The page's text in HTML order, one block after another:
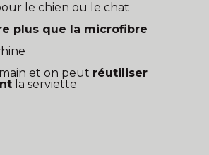
le chien ou le chat
plus que la microfibre
et on peut réutiliser
la serviette